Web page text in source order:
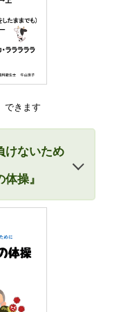
できます
けないため
操』